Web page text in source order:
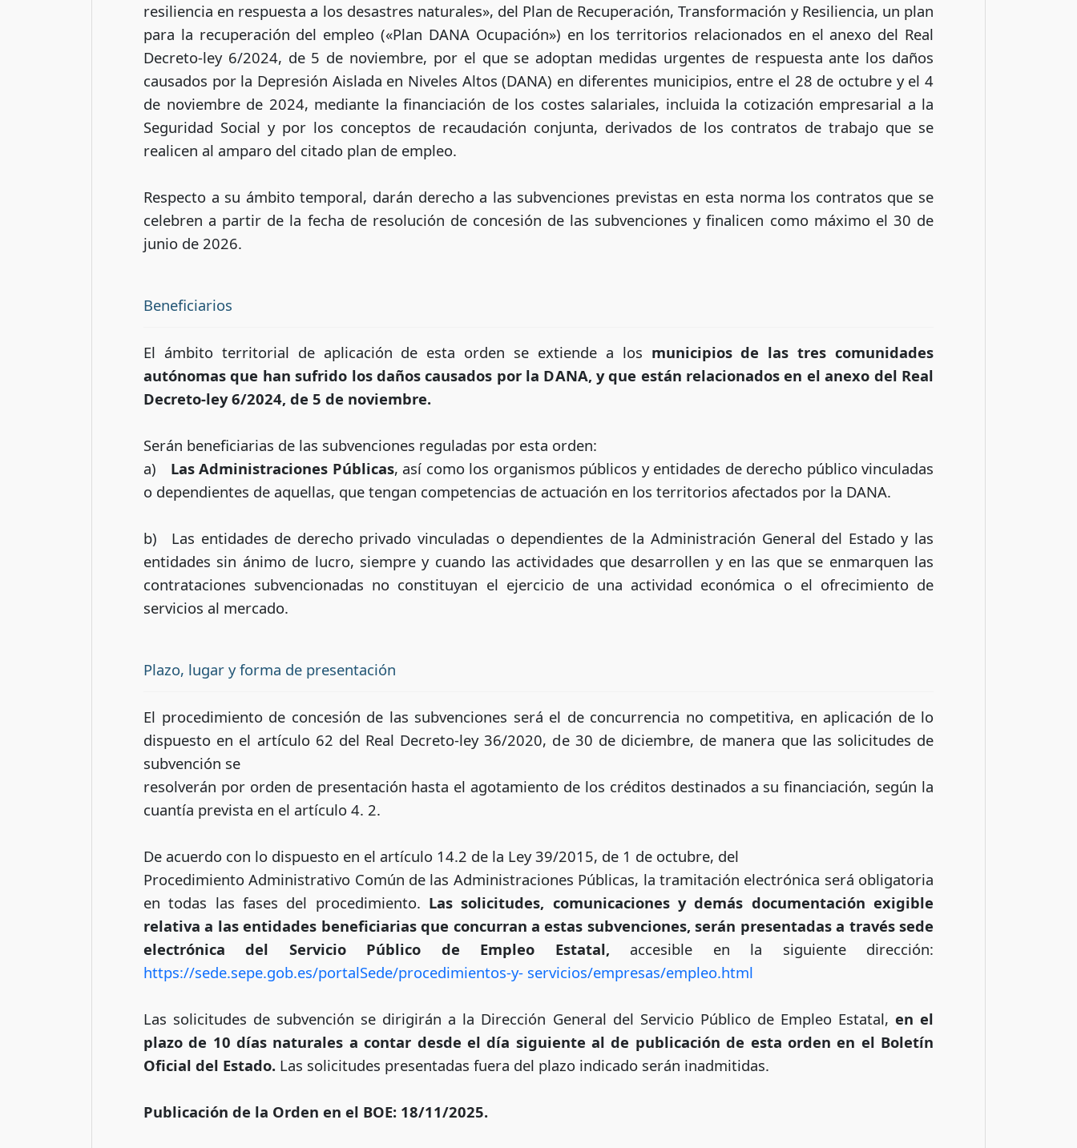
resiliencia en respuesta a los desastres naturales», del Plan de Recuperación, Transformación y Resiliencia, un plan
para la recuperación del empleo («Plan DANA Ocupación») en los territorios relacionados en el anexo del Real
Decreto-ley 6/2024, de 5 de noviembre, por el que se adoptan medidas urgentes de respuesta ante los daños
causados por la Depresión Aislada en Niveles Altos (DANA) en diferentes municipios, entre el 28 de octubre y el 4
de noviembre de 2024, mediante la financiación de los costes salariales, incluida la cotización empresarial a la
Seguridad Social y por los conceptos de recaudación conjunta, derivados de los contratos de trabajo que se
realicen al amparo del citado plan de empleo.
Respecto a su ámbito temporal, darán derecho a las subvenciones previstas en esta norma los contratos que se
celebren a partir de la fecha de resolución de concesión de las subvenciones y finalicen como máximo el 30 de
junio de 2026.
Beneficiarios
El ámbito territorial de aplicación de esta orden se extiende a los municipios de las tres comunidades
autónomas que han sufrido los daños causados por la DANA, y que están relacionados en el anexo del Real
Decreto-ley 6/2024, de 5 de noviembre.
Serán beneficiarias de las subvenciones reguladas por esta orden:
a) Las Administraciones Públicas, así como los organismos públicos y entidades de derecho público vinculadas
o dependientes de aquellas, que tengan competencias de actuación en los territorios afectados por la DANA.
b) Las entidades de derecho privado vinculadas o dependientes de la Administración General del Estado y las
entidades sin ánimo de lucro, siempre y cuando las actividades que desarrollen y en las que se enmarquen las
contrataciones subvencionadas no constituyan el ejercicio de una actividad económica o el ofrecimiento de
servicios al mercado.
Plazo, lugar y forma de presentación
El procedimiento de concesión de las subvenciones será el de concurrencia no competitiva, en aplicación de lo
dispuesto en el artículo 62 del Real Decreto-ley 36/2020, de 30 de diciembre, de manera que las solicitudes de
subvención se
resolverán por orden de presentación hasta el agotamiento de los créditos destinados a su financiación, según la
cuantía prevista en el artículo 4. 2.
De acuerdo con lo dispuesto en el artículo 14.2 de la Ley 39/2015, de 1 de octubre, del
Procedimiento Administrativo Común de las Administraciones Públicas, la tramitación electrónica será obligatoria
en todas las fases del procedimiento. Las solicitudes, comunicaciones y demás documentación exigible
relativa a las entidades beneficiarias que concurran a estas subvenciones, serán presentadas a través sede
electrónica del Servicio Público de Empleo Estatal, accesible en la siguiente dirección:
https://sede.sepe.gob.es/portalSede/procedimientos-y- servicios/empresas/empleo.html
Las solicitudes de subvención se dirigirán a la Dirección General del Servicio Público de Empleo Estatal, en el
plazo de 10 días naturales a contar desde el día siguiente al de publicación de esta orden en el Boletín
Oficial del Estado. Las solicitudes presentadas fuera del plazo indicado serán inadmitidas.
Publicación de la Orden en el BOE: 18/11/2025.